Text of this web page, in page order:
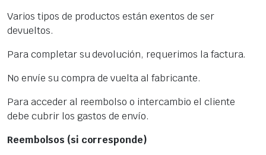
Varios tipos de productos están exentos de ser
devueltos.
Para completar su devolución, requerimos la factura.
No envíe su compra de vuelta al fabricante.
Para acceder al reembolso o intercambio el cliente
debe cubrir los gastos de envío.
Reembolsos (si corresponde)